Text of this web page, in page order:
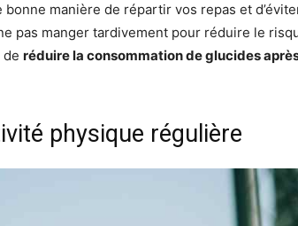
bonne manière de répartir vos repas et
pas manger tardivement pour réduire le
réduire la consommation de glucides
physique régulière